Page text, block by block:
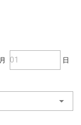
月 日